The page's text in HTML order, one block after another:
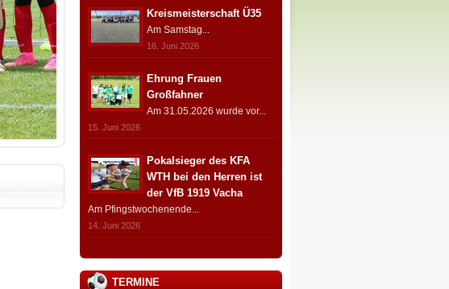
Kreismeisterschaft Ü35
Am Samstag...
16. Juni 2026
Ehrung Frauen
Großfahner
Am 31.05.2026 wurde vor...
15. Juni 2026
Pokalsieger des KFA
WTH bei den Herren ist
der VfB 1919 Vacha
Am Pfingstwochenende...
14. Juni 2026
TERMINE